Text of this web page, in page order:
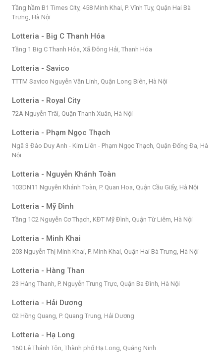
Tầng hầm B1 Times City, 458 Minh Khai, P. Vĩnh Tuy, Quận Hai Bà
Trưng, Hà Nội
Lotteria - Big C Thanh Hóa
Tầng 1 Big C Thanh Hóa, Xã Đông Hải, Thanh Hóa
Lotteria - Savico
TTTM Savico Nguyễn Văn Linh, Quận Long Biên, Hà Nội
Lotteria - Royal City
72A Nguyễn Trãi, Quận Thanh Xuân, Hà Nội
Lotteria - Phạm Ngọc Thạch
Ngã 3 Đào Duy Anh - Kim Liên - Phạm Ngọc Thạch, Quận Đống Đa, Hà
Nội
Lotteria - Nguyễn Khánh Toàn
103DN11 Nguyễn Khánh Toàn, P. Quan Hoa, Quận Cầu Giấy, Hà Nội
Lotteria - Mỹ Đình
Tầng 1C2 Nguyễn Cơ Thạch, KĐT Mỹ Đình, Quận Từ Liêm, Hà Nội
Lotteria - Minh Khai
203 Nguyễn Thị Minh Khai, P. Minh Khai, Quận Hai Bà Trưng, Hà Nội
Lotteria - Hàng Than
23 Hàng Thanh, P. Nguyễn Trung Trực, Quận Ba Đình, Hà Nội
Lotteria - Hải Dương
02 Hồng Quang, P. Quang Trung, Hải Dương
Lotteria - Hạ Long
160 Lê Thánh Tôn, Thành phố Hạ Long, Quảng Ninh